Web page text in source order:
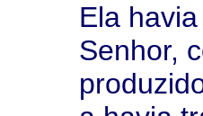
Ela
Senhor,